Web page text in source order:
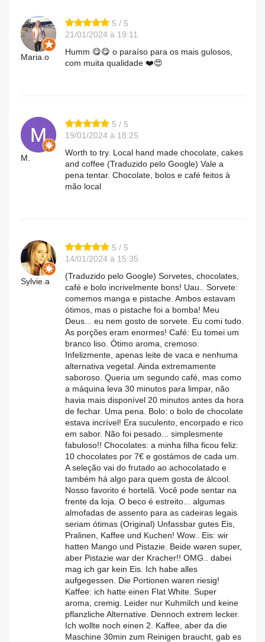
Maria.o
5 / 5
21/01/2024 à 19:11
Humm 😋😋 o paraíso para os mais gulosos,
com muita qualidade ❤️😍
M.
5 / 5
19/01/2024 à 18:25
Worth to try. Local hand made chocolate, cakes
and coffee (Traduzido pelo Google) Vale a
pena tentar. Chocolate, bolos e café feitos à
mão local
Sylvie.a
5 / 5
14/01/2024 à 15:35
(Traduzido pelo Google) Sorvetes, chocolates,
café e bolo incrivelmente bons! Uau.. Sorvete:
comemos manga e pistache. Ambos estavam
ótimos, mas o pistache foi a bomba! Meu
Deus... eu nem gosto de sorvete. Eu comi tudo.
As porções eram enormes! Café: Eu tomei um
branco liso. Ótimo aroma, cremoso.
Infelizmente, apenas leite de vaca e nenhuma
alternativa vegetal. Ainda extremamente
saboroso. Queria um segundo café, mas como
a máquina leva 30 minutos para limpar, não
havia mais disponível 20 minutos antes da hora
de fechar. Uma pena. Bolo: o bolo de chocolate
estava incrível! Era suculento, encorpado e rico
em sabor. Não foi pesado... simplesmente
fabuloso!! Chocolates: a minha filha ficou feliz:
10 chocolates por 7€ e gostámos de cada um.
A seleção vai do frutado ao achocolatado e
também há algo para quem gosta de álcool.
Nosso favorito é hortelã. Você pode sentar na
frente da loja. O beco é estreito... algumas
almofadas de assento para as cadeiras legais
seriam ótimas (Original) Unfassbar gutes Eis,
Pralinen, Kaffee und Kuchen! Wow.. Eis: wir
hatten Mango und Pistazie. Beide waren super,
aber Pistazie war der Kracher!! OMG.. dabei
mag ich gar kein Eis. Ich habe alles
aufgegessen. Die Portionen waren riesig!
Kaffee: ich hatte einen Flat White. Super
aroma, cremig. Leider nur Kuhmilch und keine
pflanzliche Alternative. Dennoch extrem lecker.
Ich wollte noch einen 2. Kaffee, aber da die
Maschine 30min zum Reinigen braucht, gab es